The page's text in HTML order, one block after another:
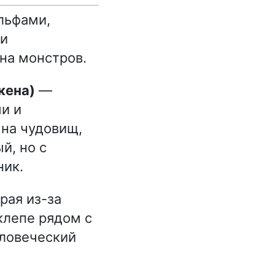
монстров.
—
и
чудовищ,
но с
из-за
рядом с